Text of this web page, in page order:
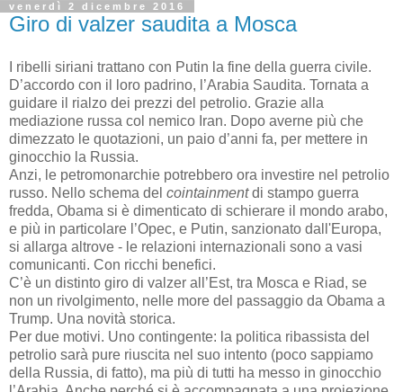
venerdì 2 dicembre 2016
Giro di valzer saudita a Mosca
I ribelli siriani trattano con Putin la fine della guerra civile.
D’accordo con il loro padrino, l’Arabia Saudita. Tornata a
guidare il rialzo dei prezzi del petrolio. Grazie alla
mediazione russa col nemico Iran. Dopo averne più che
dimezzato le quotazioni, un paio d’anni fa, per mettere in
ginocchio la Russia.
Anzi, le petromonarchie potrebbero ora investire nel petrolio
russo. Nello schema del cointainmentdi stampo guerra
fredda, Obama si è dimenticato di schierare il mondo arabo,
e più in particolare l’Opec, e Putin, sanzionato dall'Europa,
si allarga altrove - le relazioni internazionali sono a vasi
comunicanti. Con ricchi benefici.
C’è un distinto giro di valzer all’Est, tra Mosca e Riad, se
non un rivolgimento, nelle more del passaggio da Obama a
Trump. Una novità storica.
Per due motivi. Uno contingente: la politica ribassista del
petrolio sarà pure riuscita nel suo intento (poco sappiamo
della Russia, di fatto), ma più di tutti ha messo in ginocchio